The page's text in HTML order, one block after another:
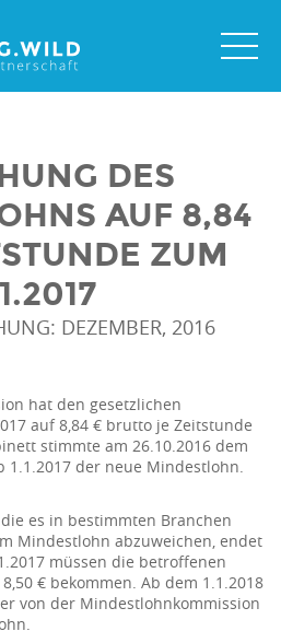
DES
AUF 8,84
ZUM
DEZEMBER, 2016
hat den gesetzlichen
auf 8,84 € brutto je Zeitstunde
stimmte am 26.10.2016 dem
1.1.2017 der neue Mindestlohn.
es in bestimmten Branchen
Mindestlohn abzuweichen, endet
müssen die betroffenen
€ bekommen. Ab dem 1.1.2018
von der Mindestlohnkommission